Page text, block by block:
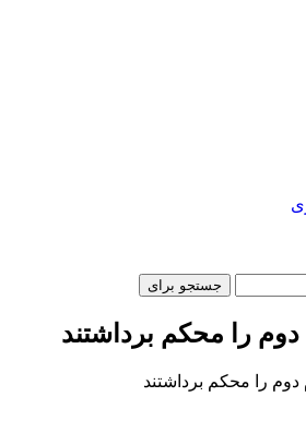
جستجو برای
را محکم برداشتند